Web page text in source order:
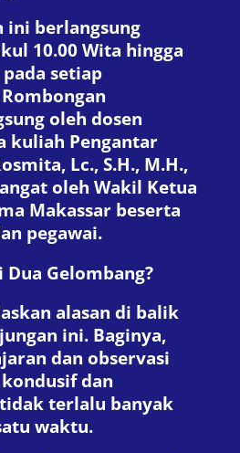
ini berlangsung
10.00 Wita hingga
setiap
oleh dosen
kuliah Pengantar
Lc., S.H., M.H.,
oleh Wakil Ketua
Makassar beserta
pegawai.
Dua Gelombang?
alasan di balik
ini. Baginya,
dan observasi
dan
terlalu banyak
waktu.